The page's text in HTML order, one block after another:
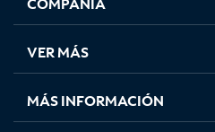
en
pestaña
nueva
en
pestaña
nueva
en
pestaña
nueva
en
nueva
VER MÁS
MÁS INFORMACIÓN